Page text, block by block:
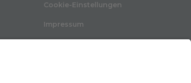
Cookie-Einstellungen
Impressum